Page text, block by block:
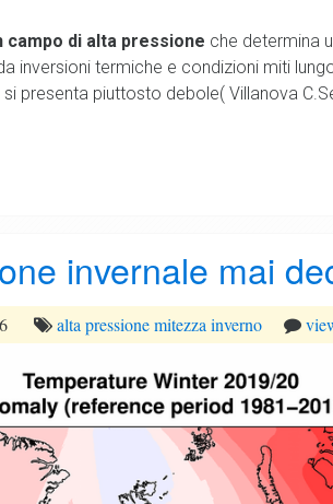
campo di alta pressione che determina
inversioni termiche e condizioni miti
presenta piuttosto debole( Villanova
invernale mai
alta pressionemitezzainverno